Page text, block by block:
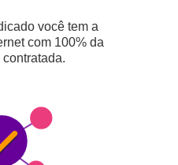
você tem a
com 100% da